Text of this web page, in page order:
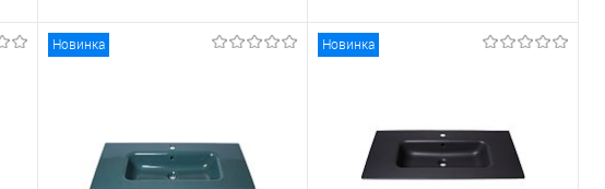
В избранное
Под заказ
Купить в 1 клик
Сравнение
В избранное
В наличии
Новинка Новинка